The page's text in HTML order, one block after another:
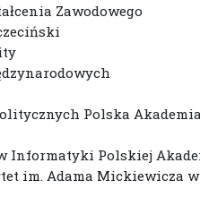
Zawodowego
Polska
Informatyki Polskiej
im. Adama Mickiewicza